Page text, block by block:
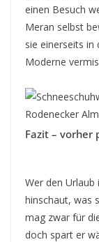
einen Besuch
Meran selbst
sie einerseits in
Moderne
Fazit – vorher
Wer den
hinschaut, was
mag zwar für
doch spart er